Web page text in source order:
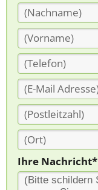
Ihre Nachricht*